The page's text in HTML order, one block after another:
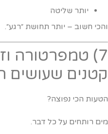
יותר שליטה
חשוב – יותר תחושת ״רגע״.
7) טמפרטורה
שעושים
הכי נפוצה?
רותחים על כל דבר.